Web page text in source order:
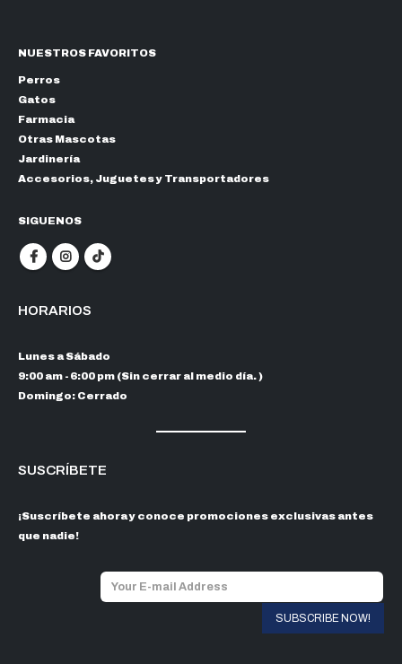
NUESTROS FAVORITOS
Perros
Gatos
Farmacia
Otras Mascotas
Jardinería
Accesorios, Juguetes y Transportadores
SIGUENOS
HORARIOS
Lunes a Sábado
9:00 am - 6:00 pm (Sin cerrar al medio día. )
Domingo: Cerrado
SUSCRÍBETE
¡Suscríbete ahora y conoce promociones exclusivas antes
que nadie!